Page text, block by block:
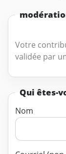
Votre
validée par
Qui êtes-
Nom